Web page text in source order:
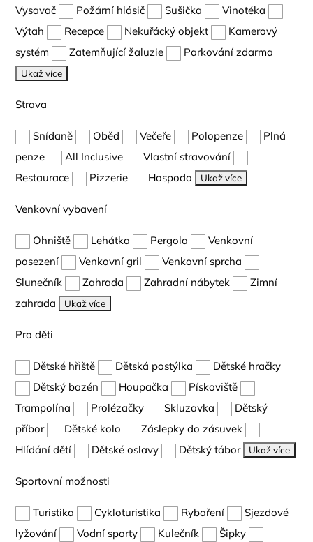
Vysavač
Požární hlásič Sušička
Vinotéka
Výtah
Recepce Nekuřácký objekt
Kamerový
systém
Zatemňující žaluzie Parkování zdarma
Ukaž více
Strava
Snídaně Oběd Večeře Polopenze
Plná
penze
All Inclusive
Vlastní stravování
Restaurace
Pizzerie Hospoda Ukaž více
Venkovní vybavení
Ohniště Lehátka Pergola
Venkovní
posezení
Venkovní gril
Venkovní sprcha
Slunečník
Zahrada Zahradní nábytek
Zimní
zahrada
Ukaž více
Pro děti
Dětské hřiště Dětská postýlka
Dětské hračky
Dětský bazén
Houpačka
Pískoviště
Trampolína
Prolézačky Skluzavka
Dětský
příbor
Dětské kolo
Záslepky do zásuvek
Hlídání dětí
Dětské oslavy Dětský tábor Ukaž více
Sportovní možnosti
Turistika Cykloturistika Rybaření
Sjezdové
lyžování
Vodní sporty Kulečník
Šipky